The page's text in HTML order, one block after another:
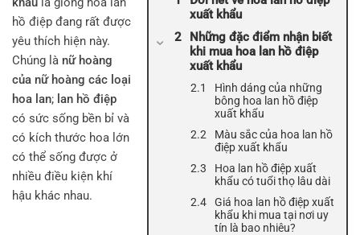
xuất khẩu
Những đặc điểm nhận biết
khi mua hoa lan hồ điệp
xuất khẩu
Hình dáng của những
bông hoa lan hồ điệp
xuất khẩu
Màu sắc của hoa lan hồ
điệp xuất khẩu
Hoa lan hồ điệp xuất
khẩu có tuổi thọ lâu dài
Giá hoa lan hồ điệp xuất
khẩu khi mua tại nơi uy
tín là bao nhiêu?
hồ điệp đang rất được
yêu thích hiện này.
Chúng là nữ hoàng
của nữ hoàng các loại
hoa lan; lan hồ điệp
có sức sống bền bỉ và
có kích thước hoa lớn
có thể sống được ở
nhiều điều kiện khí
hậu khác nhau.